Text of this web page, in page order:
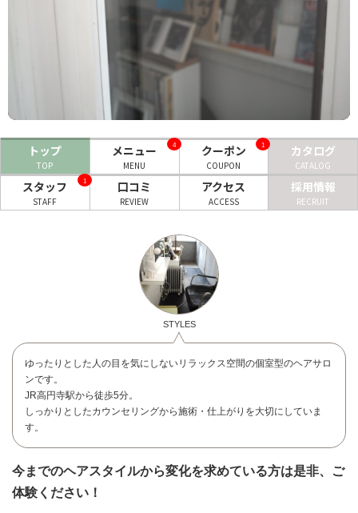
リラクゼーションサロン
美容クリニック
トップ
TOP
メニュー
MENU
4 クーポン
COUPON
1 カタログ
CATALOG
スタッフ
STAFF
1 口コミ
REVIEW
アクセス
ACCESS
採用情報
RECRUIT
STYLES
ゆったりとした人の目を気にしないリラックス空間の個室型のヘアサロ
ンです。
JR高円寺駅から徒歩5分。
しっかりとしたカウンセリングから施術・仕上がりを大切にしていま
す。
今までのヘアスタイルから変化を求めている方は是非、ご
体験ください！